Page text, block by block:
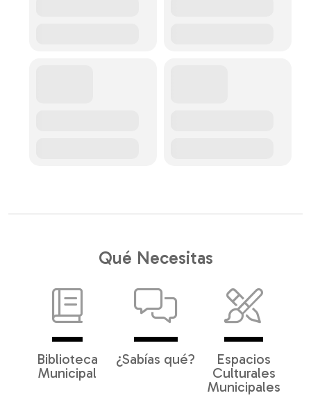
Qué Necesitas
Biblioteca
Municipal
¿Sabías qué?
Espacios
Culturales
Municipales